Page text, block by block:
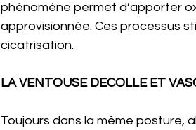
phénomène permet d’apporter
approvisionnée. Ces processus
cicatrisation.
LA VENTOUSE DECOLLE ET
Toujours dans la même posture,